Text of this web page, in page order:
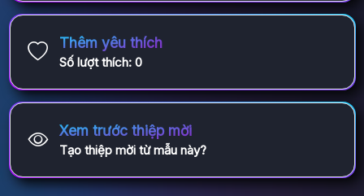
Thêm yêu thích
Số lượt thích: 0
Xem trước thiệp mời
Tạo thiệp mời từ mẫu này?